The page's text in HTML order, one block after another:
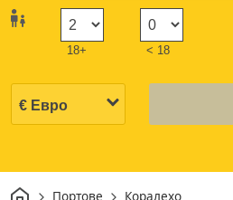
18+ < 18
Начало